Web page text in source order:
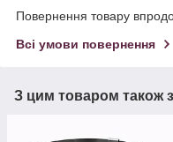
Повернення товару
Всі умови повернення
З цим товаром також